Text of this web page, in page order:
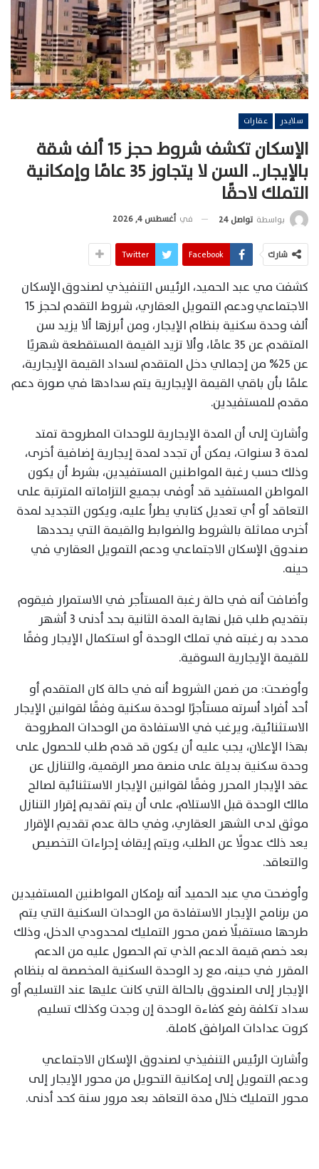
سلايدر عقارات
الإسكان تكشف شروط حجز 15 ألف شقة
بالإيجار.. السن لا يتجاوز 35 عامًا وإمكانية
التملك لاحقًا
بواسطة تواصل 24 في أغسطس 4, 2026
شارك Facebook
Twitter
كشفت مي عبد الحميد، الرئيس التنفيذي لصندوق الإسكان
الاجتماعي ودعم التمويل العقاري، شروط التقدم لحجز 15
ألف وحدة سكنية بنظام الإيجار، ومن أبرزها ألا يزيد سن
المتقدم عن ٣٥ عامًا، وألا تزيد القيمة المستقطعة شهريًا
عن ٢٥% من إجمالي دخل المتقدم لسداد القيمة الإيجارية،
علمًا بأن باقي القيمة الإيجارية يتم سدادها في صورة دعم
مقدم للمستفيدين.
وأشارت إلى أن المدة الإيجارية للوحدات المطروحة تمتد
لمدة 3 سنوات، يمكن أن تجدد لمدة إيجارية إضافية أخرى،
وذلك حسب رغبة المواطنين المستفيدين، بشرط أن يكون
المواطن المستفيد قد أوفى بجميع التزاماته المترتبة على
التعاقد أو أي تعديل كتابي يطرأ عليه، ويكون التجديد لمدة
أخرى مماثلة بالشروط والضوابط والقيمة التي يحددها
صندوق الإسكان الاجتماعي ودعم التمويل العقاري في
حينه.
وأضافت أنه في حالة رغبة المستأجر في الاستمرار فيقوم
بتقديم طلب قبل نهاية المدة الثانية بحد أدنى 3 أشهر
محدد به رغبته في تملك الوحدة أو استكمال الإيجار وفقًا
للقيمة الإيجارية السوقية.
وأوضحت: من ضمن الشروط أنه في حالة كان المتقدم أو
أحد أفراد أسرته مستأجرًا لوحدة سكنية وفقًا لقوانين الإيجار
الاستثنائية، ويرغب في الاستفادة من الوحدات المطروحة
بهذا الإعلان، يجب عليه أن يكون قد قدم طلب للحصول على
وحدة سكنية بديلة على منصة مصر الرقمية، والتنازل عن
عقد الإيجار المحرر وفقًا لقوانين الإيجار الاستثنائية لصالح
مالك الوحدة قبل الاستلام، على أن يتم تقديم إقرار التنازل
موثق لدى الشهر العقاري، وفي حالة عدم تقديم الإقرار
يعد ذلك عدولًا عن الطلب، ويتم إيقاف إجراءات التخصيص
والتعاقد.
وأوضحت مي عبد الحميد أنه بإمكان المواطنين المستفيدين
من برنامج الإيجار الاستفادة من الوحدات السكنية التي يتم
طرحها مستقبلًا ضمن محور التمليك لمحدودي الدخل، وذلك
بعد خصم قيمة الدعم الذي تم الحصول عليه من الدعم
المقرر في حينه، مع رد الوحدة السكنية المخصصة له بنظام
الإيجار إلى الصندوق بالحالة التي كانت عليها عند التسليم أو
سداد تكلفة رفع كفاءة الوحدة إن وجدت وكذلك تسليم
كروت عدادات المرافق كاملة.
وأشارت الرئيس التنفيذي لصندوق الإسكان الاجتماعي
ودعم التمويل إلى إمكانية التحويل من محور الإيجار إلى
محور التمليك خلال مدة التعاقد بعد مرور سنة كحد أدنى.